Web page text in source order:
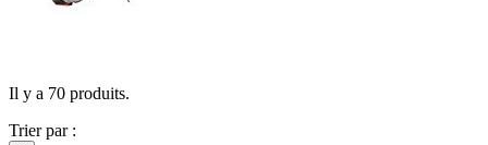
Il y a 70 produits.
Trier par :